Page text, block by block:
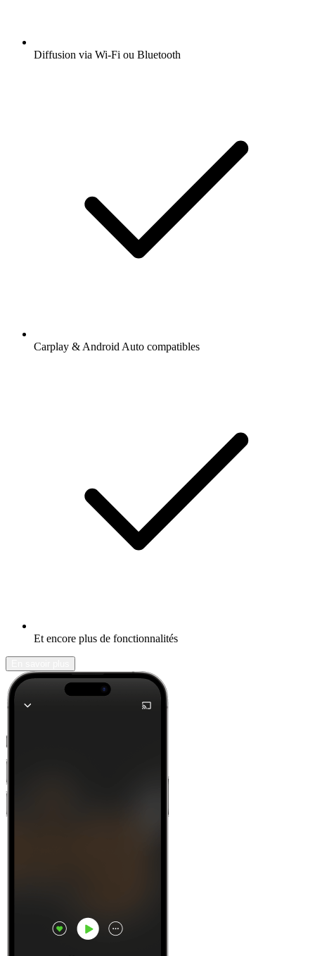
Diffusion via Wi-Fi ou Bluetooth
Carplay & Android Auto compatibles
Et encore plus de fonctionnalités